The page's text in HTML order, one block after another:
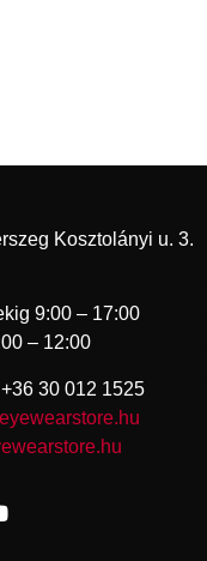
Kosztolányi u. 3.
9:00 – 17:00
– 12:00
30 012 1525